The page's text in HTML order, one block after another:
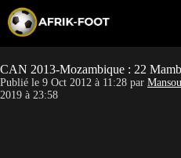
p
o
c
CAN 2013-Mozambique : 22
Publié le 9 Oct 2012 à 11:28 par
2019 à 23:58